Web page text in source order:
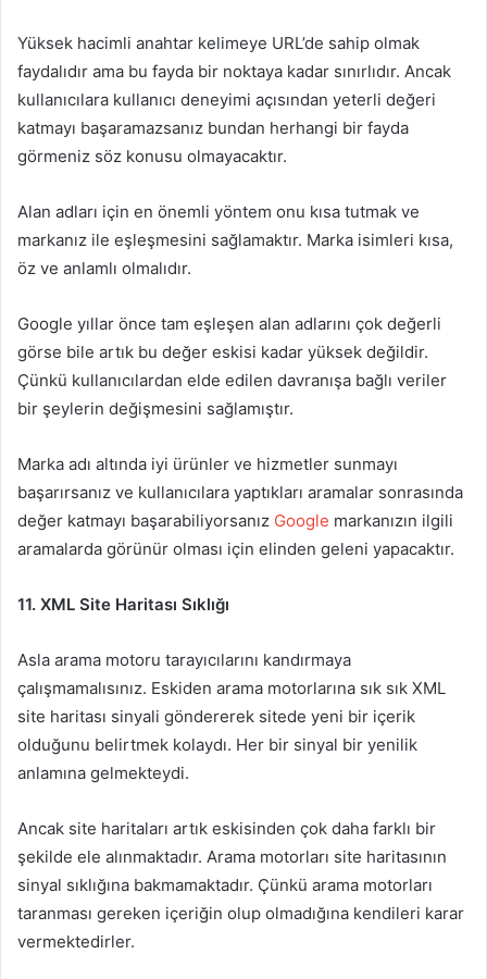
Yüksek hacimli anahtar kelimeye URL’de sahip olmak
faydalıdır ama bu fayda bir noktaya kadar sınırlıdır. Ancak
kullanıcılara kullanıcı deneyimi açısından yeterli değeri
katmayı başaramazsanız bundan herhangi bir fayda
görmeniz söz konusu olmayacaktır.
Alan adları için en önemli yöntem onu kısa tutmak ve
markanız ile eşleşmesini sağlamaktır. Marka isimleri kısa,
öz ve anlamlı olmalıdır.
Google yıllar önce tam eşleşen alan adlarını çok değerli
görse bile artık bu değer eskisi kadar yüksek değildir.
Çünkü kullanıcılardan elde edilen davranışa bağlı veriler
bir şeylerin değişmesini sağlamıştır.
Marka adı altında iyi ürünler ve hizmetler sunmayı
başarırsanız ve kullanıcılara yaptıkları aramalar sonrasında
değer katmayı başarabiliyorsanız Google markanızın ilgili
aramalarda görünür olması için elinden geleni yapacaktır.
11. XML Site Haritası Sıklığı
Asla arama motoru tarayıcılarını kandırmaya
çalışmamalısınız. Eskiden arama motorlarına sık sık XML
site haritası sinyali göndererek sitede yeni bir içerik
olduğunu belirtmek kolaydı. Her bir sinyal bir yenilik
anlamına gelmekteydi.
Ancak site haritaları artık eskisinden çok daha farklı bir
şekilde ele alınmaktadır. Arama motorları site haritasının
sinyal sıklığına bakmamaktadır. Çünkü arama motorları
taranması gereken içeriğin olup olmadığına kendileri karar
vermektedirler.